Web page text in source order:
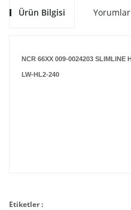
Ürün Bilgisi Yorumlar
NCR 66XX 009-0024203 SLIMLINE
LW-HL2-240
Etiketler :